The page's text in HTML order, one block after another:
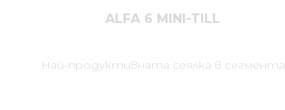
ALFA 6 MINI-TILL
Най-продуктивната сеялка в сегмента